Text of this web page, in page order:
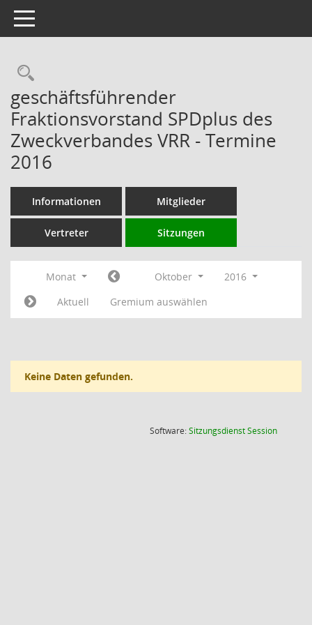
Toggle navigation
Rechercheauswahl
geschäftsführender
Fraktionsvorstand SPDplus des
Zweckverbandes VRR - Termine
2016
Informationen Mitglieder
Vertreter Sitzungen
Monat Oktober
2016
Aktuell
Gremium auswählen
Keine Daten gefunden.
Software:SitzungsdienstSession(Wird in